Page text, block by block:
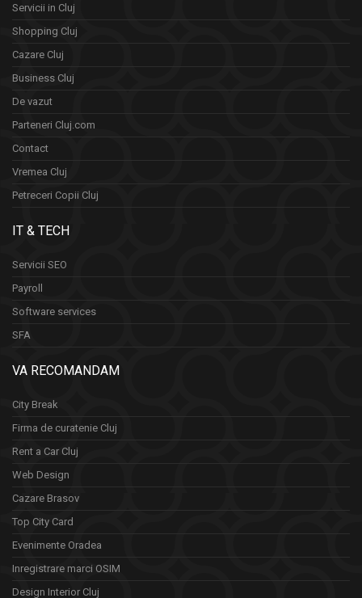
Servicii in Cluj
Shopping Cluj
Cazare Cluj
Business Cluj
De vazut
Parteneri Cluj.com
Contact
Vremea Cluj
Petreceri Copii Cluj
IT & TECH
Servicii SEO
Payroll
Software services
SFA
VA RECOMANDAM
City Break
Firma de curatenie Cluj
Rent a Car Cluj
Web Design
Cazare Brasov
Top City Card
Evenimente Oradea
Inregistrare marci OSIM
Design Interior Cluj